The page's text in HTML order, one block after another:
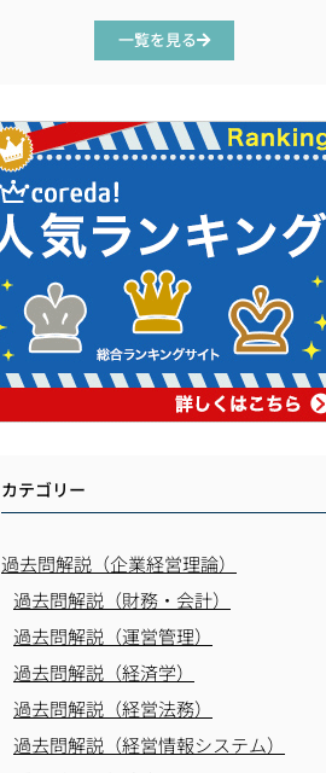
一覧を見る
カテゴリー
過去問解説（企業経営理論）
過去問解説（財務・会計）
過去問解説（運営管理）
過去問解説（経済学）
過去問解説（経営法務）
過去問解説（経営情報システム）